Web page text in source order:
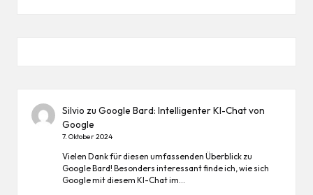
Silvio zuGoogle Bard: Intelligenter KI-Chat von
Google
7. Oktober 2024
Vielen Dank für diesen umfassenden Überblick zu
Google Bard! Besonders interessant finde ich, wie sich
Google mit diesem KI-Chat im…